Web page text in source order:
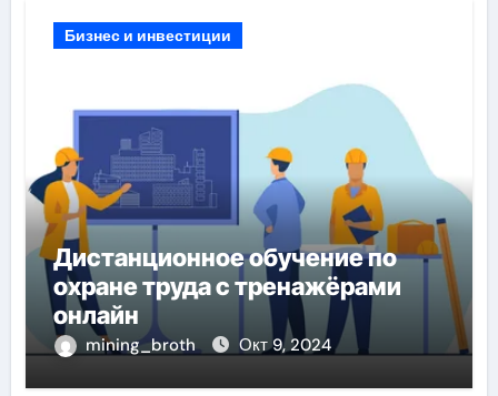
Бизнес и инвестиции
Дистанционное обучение по
охране труда с тренажёрами
онлайн
mining_broth Окт 9, 2024